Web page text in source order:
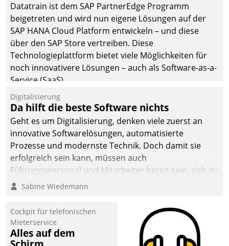
Datatrain ist dem SAP PartnerEdge Programm
beigetreten und wird nun eigene Lösungen auf der
SAP HANA Cloud Platform entwickeln – und diese
über den SAP Store vertreiben. Diese
Technologieplattform bietet viele Möglichkeiten für
noch innovativere Lösungen – auch als Software-as-a-
Service (SaaS).
Digitalisierung
Da hilft die beste Software nichts
Geht es um Digitalisierung, denken viele zuerst an
innovative Softwarelösungen, automatisierte
Prozesse und modernste Technik. Doch damit sie
erfolgreich sein kann, müssen auch
Führungspersonal und Mitarbeiter bereit sein, sich zu
verändern und anzupassen, sonst werden sie an ihr
Sabine Wiedemann
Cockpit für telefonischen
Mieterservice
Alles auf dem